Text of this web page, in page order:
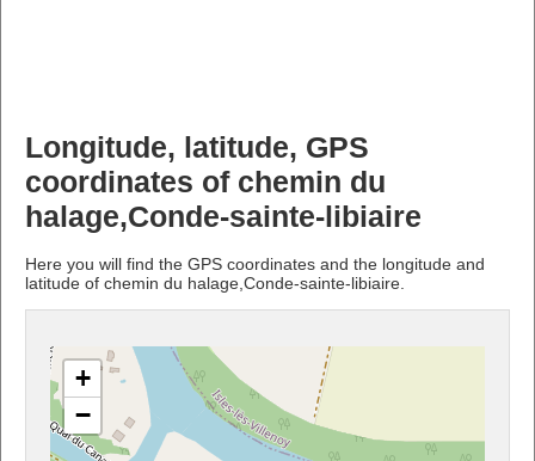
Longitude, latitude, GPS
coordinates of chemin du
halage,Conde-sainte-libiaire
Here you will find the GPS coordinates and the longitude and
latitude of chemin du halage,Conde-sainte-libiaire.
+
−